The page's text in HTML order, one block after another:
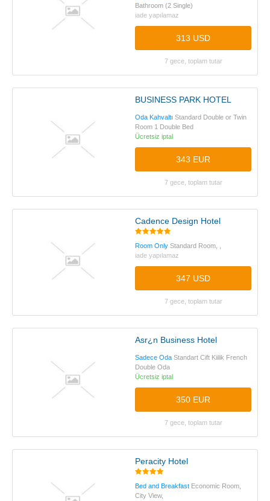
Bathroom (2 Single)
iade yapılamaz
313 USD
7 gece, toplam tutar
BUSINESS PARK HOTEL
Oda Kahvaltı Standard Double or Twin
Room 1 Double Bed
Ücretsiz iptal
343 EUR
7 gece, toplam tutar
Cadence Design Hotel
Room Only Standard Room, ,
iade yapılamaz
347 USD
7 gece, toplam tutar
Asr¿n Business Hotel
Sadece Oda Standart Cift Kiilik French
Double Oda
Ücretsiz iptal
350 EUR
7 gece, toplam tutar
Peracity Hotel
Bed and Breakfast Economic Room,
City View,